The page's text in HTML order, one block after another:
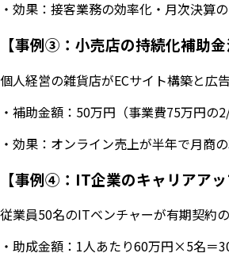
・効果：接客業務の効率化・月次決算
【事例③：小売店の持続化補助金
個人経営の雑貨店がECサイト構築と広
・補助金額：50万円（事業費75万円の2/
・効果：オンライン売上が半年で月商
【事例④：IT企業のキャリアアッ
従業員50名のITベンチャーが有期契約
・助成金額：1人あたり60万円×5名＝